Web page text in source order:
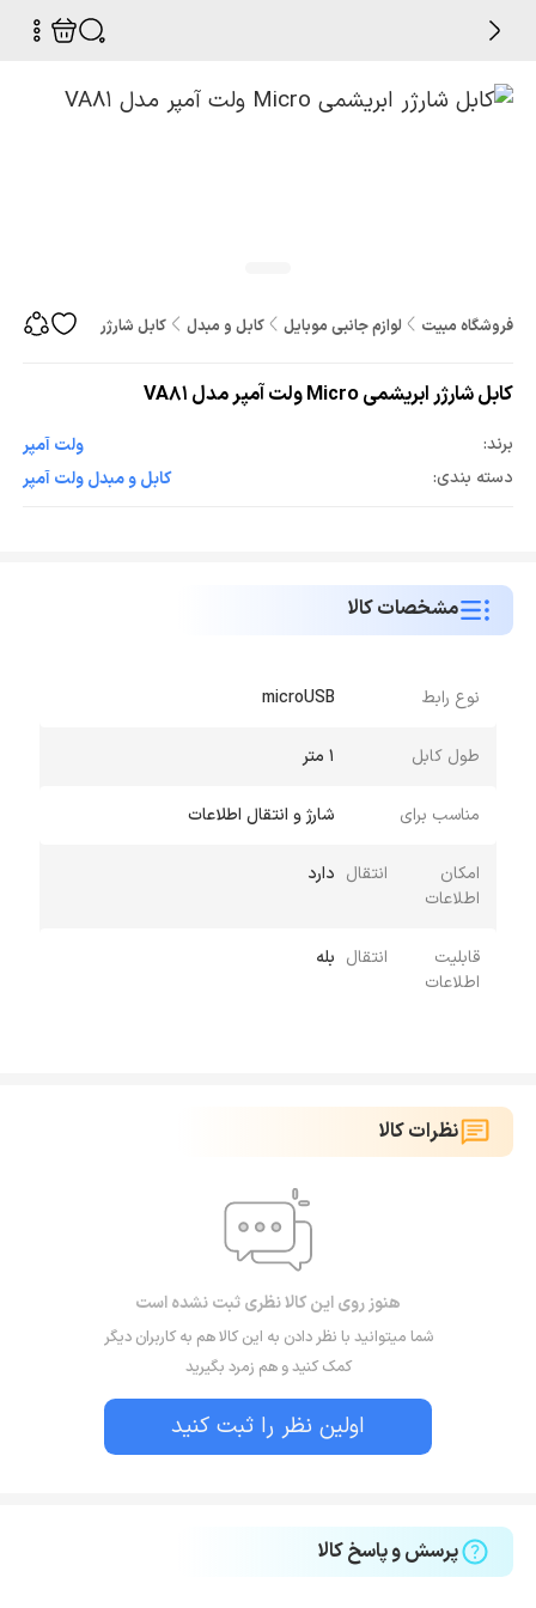
فروشگاه مبیت لوازم جانبی موبایل کابل و مبدل کابل شارژر ابریشمی Micro ولت آمپر مدل VA81
کابل شارژر ابریشمی Micro ولت آمپر مدل VA81
برند:
ولت آمپر
دسته بندی:
کابل و مبدل ولت آمپر
مشخصات کالا
نوع رابط microUSB
طول کابل 1 متر
مناسب برای شارژ و انتقال اطلاعات
امکان انتقال
اطلاعات
دارد
قابلیت انتقال
اطلاعات
بله
نظرات کالا
هنوز روی این کالا نظری ثبت نشده است
شما میتوانید با نظر دادن به این کالا هم به کاربران دیگر
کمک کنید و هم زمرد بگیرید
اولین نظر را ثبت کنید
پرسش و پاسخ کالا